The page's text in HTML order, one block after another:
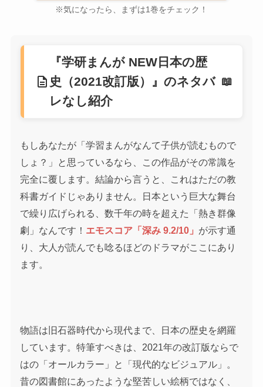
※気になったら、まずは1巻をチェック！
description
『学研まんが NEW日本の歴
史（2021改訂版）』のネタバ
レなし紹介
もしあなたが「学習まんがなんて子供が読むもので
しょ？」と思っているなら、この作品がその常識を
完全に覆します。結論から言うと、これはただの教
科書ガイドじゃありません。日本という巨大な舞台
で繰り広げられる、数千年の時を超えた「熱き群像
劇」なんです！ エモスコア「深み 9.2/10」 が示す通
り、大人が読んでも唸るほどのドラマがここにあり
ます。
物語は旧石器時代から現代まで、日本の歴史を網羅
しています。特筆すべきは、2021年の改訂版ならで
はの「オールカラー」と「現代的なビジュアル」。
昔の図書館にあったような堅苦しい絵柄ではなく、